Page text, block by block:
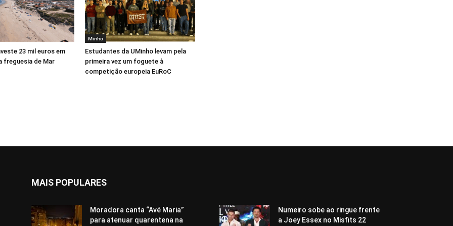
23 mil euros em
freguesia de Mar
Minho
Estudantes da UMinho levam pela
primeira vez um foguete à
competição europeia EuRoC
MAIS POPULARES
Moradora canta “Avé Maria”
para atenuar quarentena na
Numeiro sobe ao ringue frente
a Joey Essex no Misfits 22